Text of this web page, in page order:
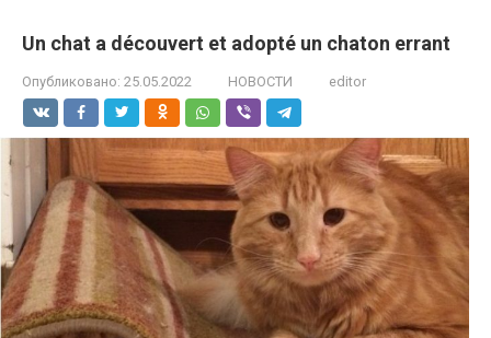
Un chat a découvert et adopté un chaton errant
Опубликовано: 25.05.2022 НОВОСТИ editor